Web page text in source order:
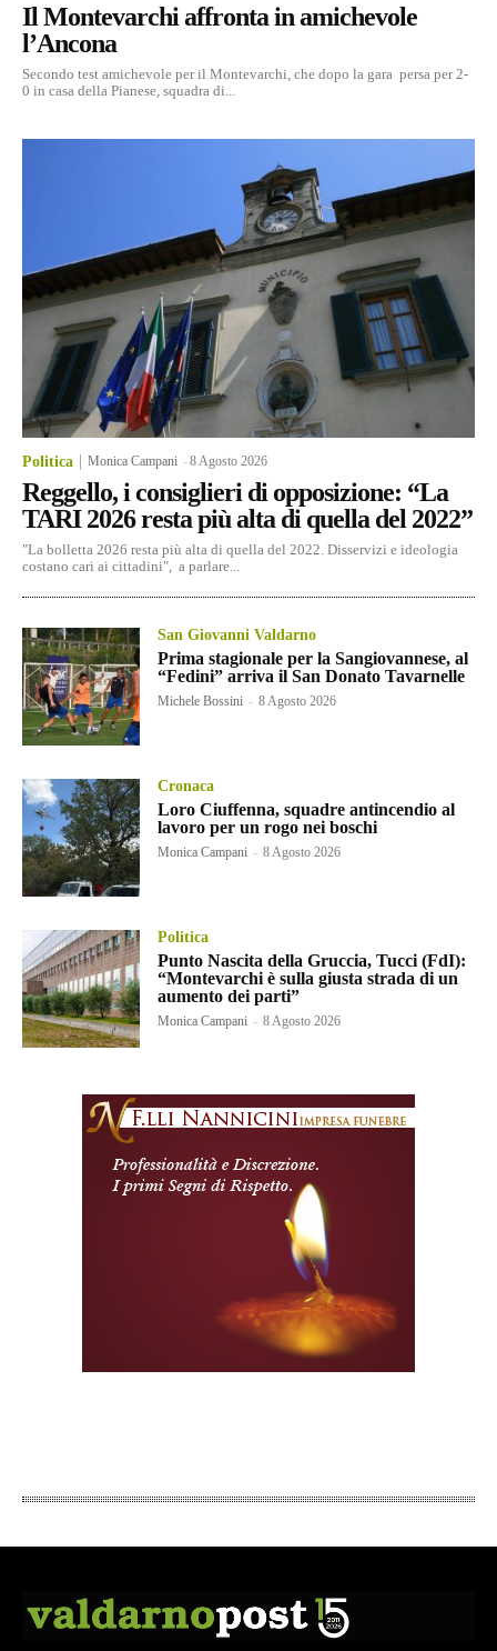
Il Montevarchi affronta in amichevole
l’Ancona
Secondo test amichevole per il Montevarchi, che dopo la gara persa per 2-
0 in casa della Pianese, squadra di...
Politica Monica Campani -8 Agosto 2026
Reggello, i consiglieri di opposizione: “La
TARI 2026 resta più alta di quella del 2022”
"La bolletta 2026 resta più alta di quella del 2022. Disservizi e ideologia
costano cari ai cittadini", a parlare...
San Giovanni Valdarno
Prima stagionale per la Sangiovannese, al
“Fedini” arriva il San Donato Tavarnelle
Michele Bossini - 8 Agosto 2026
Cronaca
Loro Ciuffenna, squadre antincendio al
lavoro per un rogo nei boschi
Monica Campani - 8 Agosto 2026
Politica
Punto Nascita della Gruccia, Tucci (FdI):
“Montevarchi è sulla giusta strada di un
aumento dei parti”
Monica Campani - 8 Agosto 2026